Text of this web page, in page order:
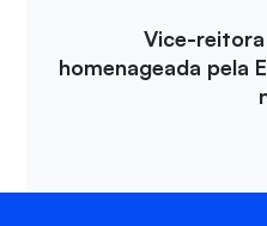
Vice-reitora
homenageada pela